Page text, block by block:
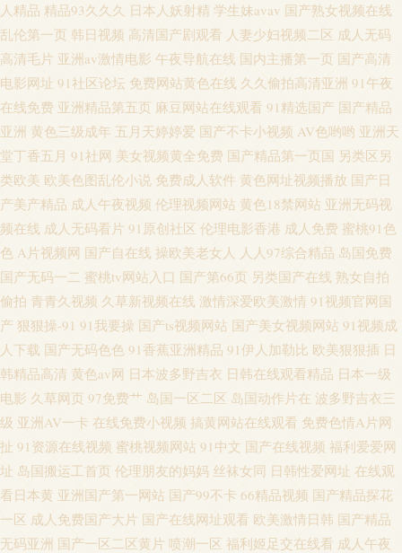
人精品 精品93久久久 日本人妖射精 学生妹avav 国产熟女视频在线
乱伦第一页 韩日视频 高清国产剧观看 人妻少妇视频二区 成人无码
高清毛片 亚洲av激情电影 午夜导航在线 国内主播第一页 国产高清
电影网址 91社区论坛 免费网站黄色在线 久久偷拍高清亚洲 91午夜
在线免费 亚洲精品第五页 麻豆网站在线观看 91精选国产 国产精品
亚洲 黄色三级成年 五月天婷婷爱 国产不卡小视频 AV色哟哟 亚洲天
堂丁香五月 91社网 美女视频黄全免费 国产精品第一页国 另类区另
类欧美 欧美色图乱伦小说 免费成人软件 黄色网址视频播放 国产日
产美产精品 成人午夜视频 伦理视频网站 黄色18禁网站 亚洲无码视
频在线 成人无码看片 91原创社区 伦理电影香港 成人免费 蜜桃91色
色 A片视频网 国产自在线 操欧美老女人 人人97综合精品 岛国免费
国产无码一二 蜜桃tv网站入口 国产第66页 另类国产在线 熟女自拍
偷拍 青青久视频 久草新视频在线 激情深爱欧美激情 91视频官网国
产 狠狠操-91 91我要操 国产ts视频网站 国产美女视频网站 91视频成
人下载 国产无码色色 91香蕉亚洲精品 91伊人加勒比 欧美狠狠插 日
韩精品高清 黄色av网 日本波多野吉衣 日韩在线观看精品 日本一级
电影 久草网页 97免费艹 岛国一区二区 岛国动作片在 波多野吉衣三
级 亚洲AV一卡 在线免费小视频 搞黄网站在线观看 免费色情A片网
扯 91资源在线视频 蜜桃视频网站 91中文 国产在线视频 福利爱爱网
址 岛国搬运工首页 伦理朋友的妈妈 丝袜女同 日韩性爱网址 在线观
看日本黄 亚洲国产第一网站 国产99不卡 66精品视频 国产精品探花
一区 成人免费国产大片 国产在线网址观看 欧美激情日韩 国产精品
无码亚洲 国产一区二区黄片 喷潮一区 福利姬足交在线看 成人午夜